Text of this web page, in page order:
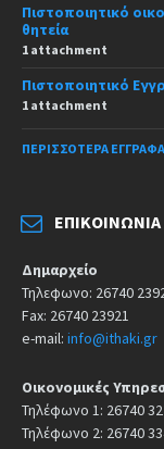
Πιστοποιητικό
θητεία
1 attachment
Πιστοποιητικό
1 attachment
ΠΕΡΙΣΣΌΤΕΡΑ ΈΓΓΡΑΦΑ
ΕΠΙΚΟΙΝΩΝΊΑ
Δημαρχείο
Τηλεφωνο: 26740
Fax: 26740 23921
e-mail: info@ithaki.gr
Οικονομικές
Τηλέφωνο 1: 26740
Τηλέφωνο 2: 26740